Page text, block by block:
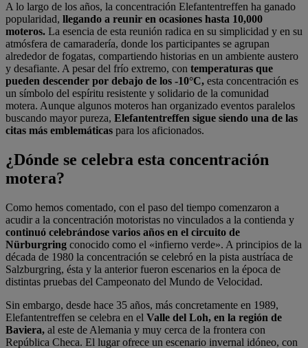
A lo largo de los años, la concentración Elefantentreffen ha ganado
popularidad, llegando a reunir en ocasiones hasta 10,000
moteros. La esencia de esta reunión radica en su simplicidad y en su
atmósfera de camaradería, donde los participantes se agrupan
alrededor de fogatas, compartiendo historias en un ambiente austero
y desafiante. A pesar del frío extremo, con temperaturas que
pueden descender por debajo de los -10°C, esta concentración es
un símbolo del espíritu resistente y solidario de la comunidad
motera. Aunque algunos moteros han organizado eventos paralelos
buscando mayor pureza, Elefantentreffen sigue siendo una de las
citas más emblemáticas para los aficionados.
¿Dónde se celebra esta concentración
motera?
Como hemos comentado, con el paso del tiempo comenzaron a
acudir a la concentración motoristas no vinculados a la contienda y
continuó celebrándose varios años en el circuito de
Nürburgring conocido como el «infierno verde». A principios de la
década de 1980 la concentración se celebró en la pista austríaca de
Salzburgring, ésta y la anterior fueron escenarios en la época de
distintas pruebas del Campeonato del Mundo de Velocidad.
Sin embargo, desde hace 35 años, más concretamente en 1989,
Elefantentreffen se celebra en el Valle del Loh, en la región de
Baviera, al este de Alemania y muy cerca de la frontera con
República Checa. El lugar ofrece un escenario invernal idóneo, con